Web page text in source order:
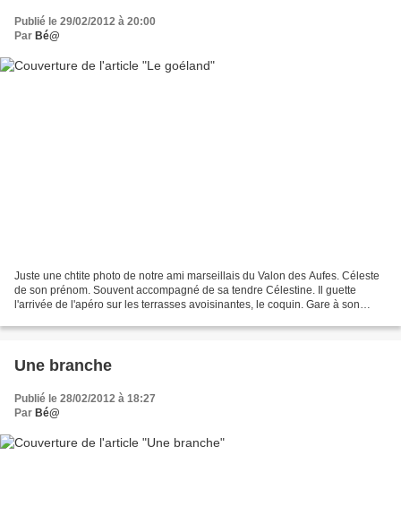
Publié le 29/02/2012 à 20:00
Par Bé@
Juste une chtite photo de notre ami marseillais du Valon des Aufes. Céleste
de son prénom. Souvent accompagné de sa tendre Célestine. Il guette
l'arrivée de l'apéro sur les terrasses avoisinantes, le coquin. Gare à son
Une branche
Publié le 28/02/2012 à 18:27
Par Bé@